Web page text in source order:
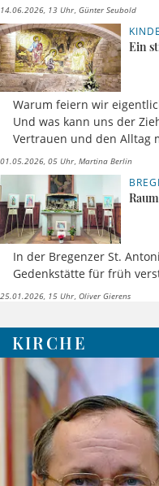
14.06.2026, 13 Uhr Günter Seubold
Ein
Warum feiern wir
Und was kann uns der
Vertrauen und den Alltag
01.05.2026, 05 Uhr Martina Berlin
In der Bregenzer St.
Gedenkstätte für früh
25.01.2026, 15 Uhr Oliver Gierens
KIRCHE